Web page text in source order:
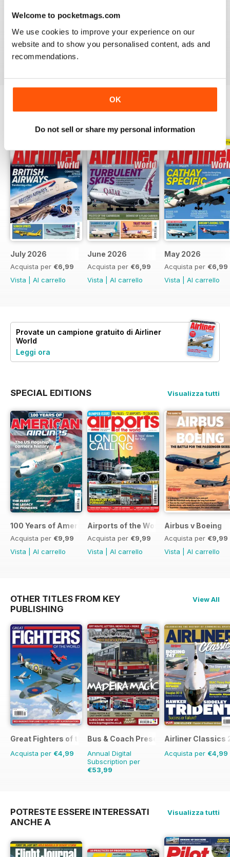
Welcome to pocketmags.com
We use cookies to improve your experience on our
website and to show you personalised content, ads and
recommendations.
OK
Do not sell or share my personal information
AIRLINER WORLD
EXCELLENT
July 2026
Acquista per €6,99
Vista
Al carrello
June 2026
Acquista per €6,99
Vista
Al carrello
May 2026
Acquista per €6,99
Vista
Al carrello
Provate un campione gratuito di Airliner
World
Leggi ora
SPECIAL EDITIONS Visualizza tutti
100 Years of American Airlines
Acquista per €9,99
Vista
Al carrello
Airports of the World 2026
Acquista per €9,99
Vista
Al carrello
Airbus v Boeing
Acquista per €9,99
Vista
Al carrello
OTHER TITLES FROM KEY
PUBLISHING
View All
Great Fighters of the World
Acquista per €4,99
Bus & Coach Preservation
Annual Digital
Subscription per
€53,99
Airliner Classics
Acquista per €4,99
POTRESTE ESSERE INTERESSATI
ANCHE A
Visualizza tutti